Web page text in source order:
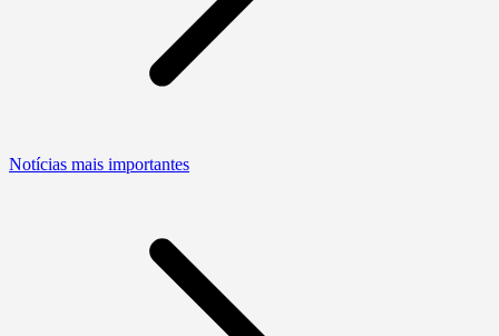
Notícias mais importantes